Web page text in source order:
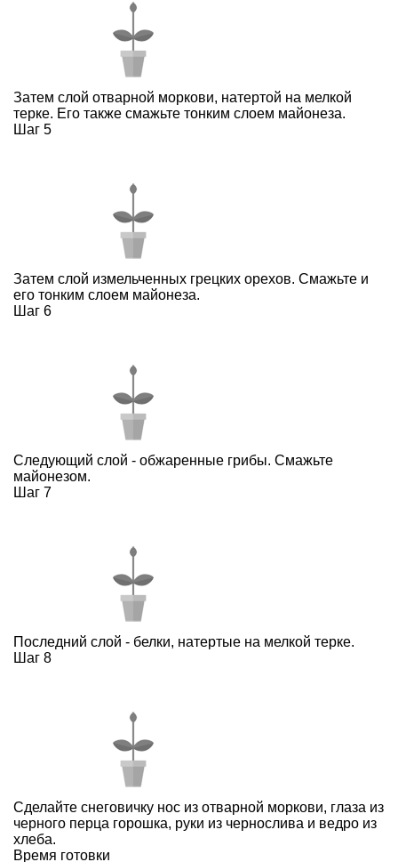
Затем слой отварной моркови, натертой на мелкой
терке. Его также смажьте тонким слоем майонеза.
Шаг 5
Затем слой измельченных грецких орехов. Смажьте и
его тонким слоем майонеза.
Шаг 6
Следующий слой - обжаренные грибы. Смажьте
майонезом.
Шаг 7
Последний слой - белки, натертые на мелкой терке.
Шаг 8
Сделайте снеговичку нос из отварной моркови, глаза из
черного перца горошка, руки из чернослива и ведро из
хлеба.
Время готовки